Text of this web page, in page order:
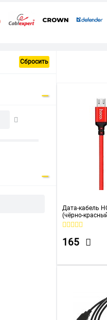
Сбросить
Дата-кабель
(чёрно-
165